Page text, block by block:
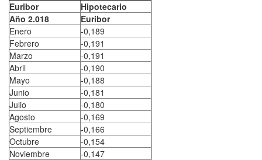
Euribor
Hipotecario
Año 2.018
Euribor
Enero
-0,189
Febrero
-0,191
Marzo
-0,191
Abril
-0,190
Mayo
-0,188
Junio
-0,181
Julio
-0,180
Agosto
-0,169
Septiembre
-0,166
Octubre
-0,154
Noviembre
-0,147